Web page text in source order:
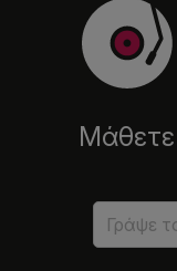
Μάθετε